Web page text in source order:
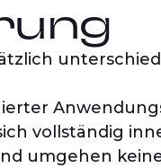
vollständig
umgehen